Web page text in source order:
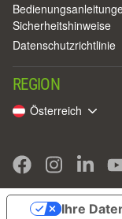
Sicherheitshinweise
Datenschutzrichtlinie
REGION
Österreich
Ihre